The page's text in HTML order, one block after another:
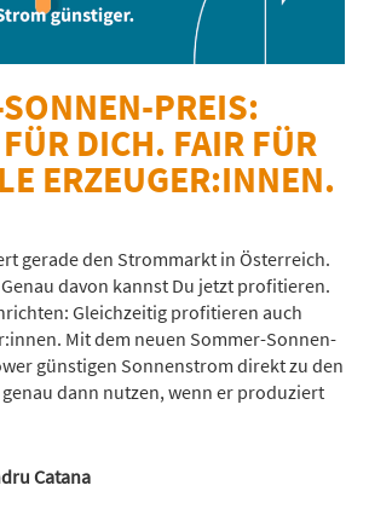
PREIS:
DICH. FAIR FÜR
ERZEUGER:INNEN.
gerade den Strommarkt in Österreich.
davon kannst Du jetzt profitieren.
Gleichzeitig profitieren auch
Mit dem neuen Sommer-Sonnen-
günstigen Sonnenstrom direkt zu den
dann nutzen, wenn er produziert
Catana